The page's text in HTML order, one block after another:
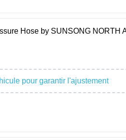
Hose by SUNSONG NORTH
pour garantir l'ajustement